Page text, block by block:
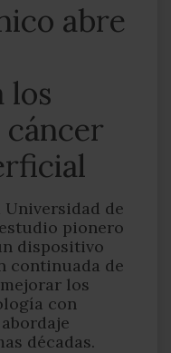
abre
los
de
pionero
dispositivo
continuada de
los
con
décadas.